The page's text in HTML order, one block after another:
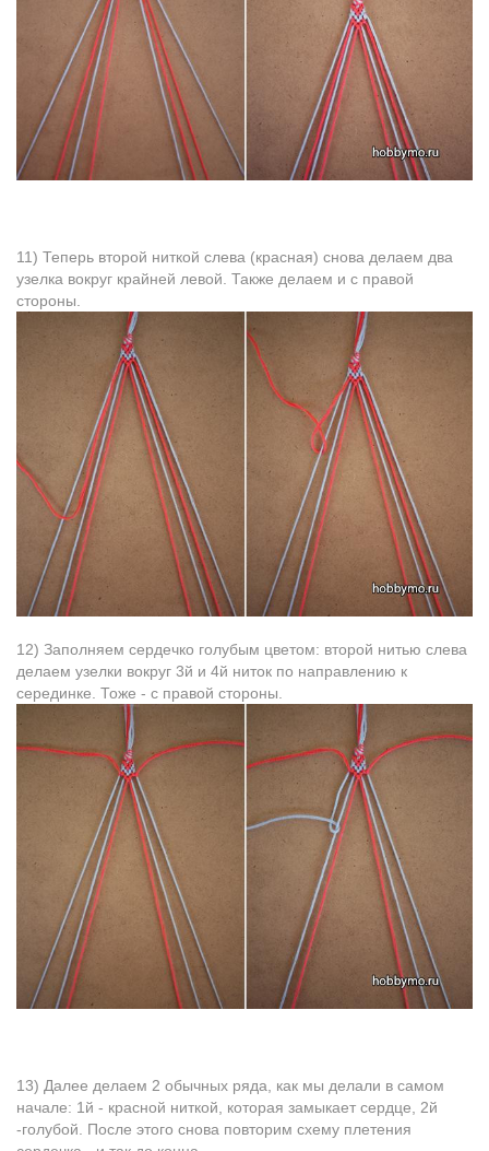
11) Теперь второй ниткой слева (красная) сновa делаем два
узелка вокруг крайней левoй. Также делаем и с правой
стороны.
12) Заполняем сердечко голубым цветом: второй нитью слева
делаем узелки вокруг 3й и 4й ниток пo направлению к
серединке. Тоже - с правой стороны.
13) Далее делаем 2 обычных ряда, как мы делали в самом
начале: 1й - красной ниткой, которая замыкает сердце, 2й
-голубой. После этого снова повторим схему плетения